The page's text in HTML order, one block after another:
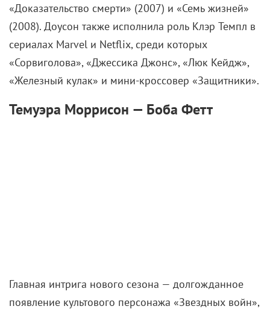
«Доказательство смерти» (2007) и «Семь жизней»
(2008). Доусон также исполнила роль Клэр Темпл в
сериалах Marvel и Netflix, среди которых
«Сорвиголова», «Джессика Джонс», «Люк Кейдж»,
«Железный кулак» и мини-кроссовер «Защитники».
Темуэра Моррисон — Боба Фетт
Главная интрига нового сезона — долгожданное
появление культового персонажа «Звездных войн»,